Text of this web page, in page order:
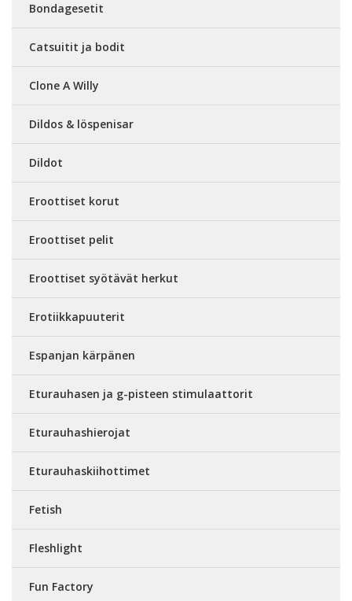
Bondagesetit
Catsuitit ja bodit
Clone A Willy
Dildos & löspenisar
Dildot
Eroottiset korut
Eroottiset pelit
Eroottiset syötävät herkut
Erotiikkapuuterit
Espanjan kärpänen
Eturauhasen ja g-pisteen stimulaattorit
Eturauhashierojat
Eturauhaskiihottimet
Fetish
Fleshlight
Fun Factory